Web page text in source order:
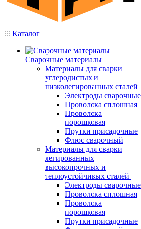
Каталог
Сварочные материалы
Материалы для сварки
углеродистых и
низколегированных сталей
Электроды сварочные
Проволока сплошная
Проволока
порошковая
Прутки присадочные
Флюс сварочный
Материалы для сварки
легированных
высокопрочных и
теплоустойчивых сталей
Электроды сварочные
Проволока сплошная
Проволока
порошковая
Прутки присадочные